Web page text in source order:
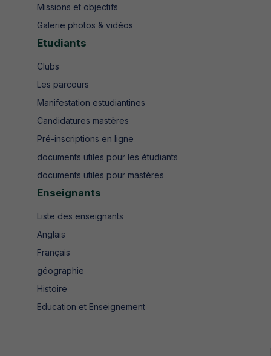
Missions et objectifs
Galerie photos & vidéos
Etudiants
Clubs
Les parcours
Manifestation estudiantines
Candidatures mastères
Pré-inscriptions en ligne
documents utiles pour les étudiants
documents utiles pour mastères
Enseignants
Liste des enseignants
Anglais
Français
géographie
Histoire
Education et Enseignement